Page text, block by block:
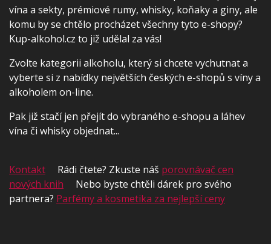
vína a sekty, prémiové rumy, whisky, koňaky a giny, ale
komu by se chtělo procházet všechny tyto e-shopy?
Kup-alkohol.cz to již udělal za vás!
Zvolte kategorii alkoholu, který si chcete vychutnat a
vyberte si z nabídky největších českých e-shopů s víny a
alkoholem on-line.
Pak již stačí jen přejít do vybraného e-shopu a láhev
vína či whisky objednat...
Kontakt Rádi čtete? Zkuste náš porovnávač cen
nových knih
Nebo byste chtěli dárek pro svého
partnera? Parfémy a kosmetika za nejlepší ceny